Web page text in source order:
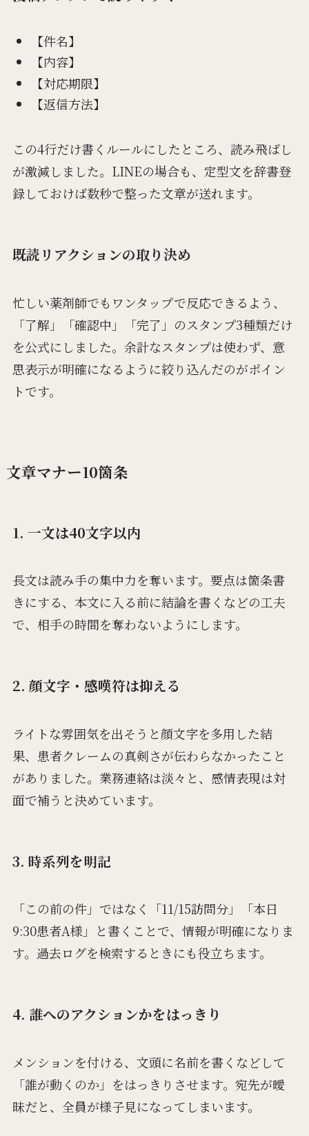
【件名】
【内容】
【対応期限】
【返信方法】
この4行だけ書くルールにしたところ、読み飛ばし
が激減しました。LINEの場合も、定型文を辞書登
録しておけば数秒で整った文章が送れます。
既読リアクションの取り決め
忙しい薬剤師でもワンタップで反応できるよう、
「了解」「確認中」「完了」のスタンプ3種類だけ
を公式にしました。余計なスタンプは使わず、意
思表示が明確になるように絞り込んだのがポイン
トです。
文章マナー10箇条
1. 一文は40文字以内
長文は読み手の集中力を奪います。要点は箇条書
きにする、本文に入る前に結論を書くなどの工夫
で、相手の時間を奪わないようにします。
2. 顔文字・感嘆符は抑える
ライトな雰囲気を出そうと顔文字を多用した結
果、患者クレームの真剣さが伝わらなかったこと
がありました。業務連絡は淡々と、感情表現は対
面で補うと決めています。
3. 時系列を明記
「この前の件」ではなく「11/15訪問分」「本日
9:30患者A様」と書くことで、情報が明確になりま
す。過去ログを検索するときにも役立ちます。
4. 誰へのアクションかをはっきり
メンションを付ける、文頭に名前を書くなどして
「誰が動くのか」をはっきりさせます。宛先が曖
昧だと、全員が様子見になってしまいます。